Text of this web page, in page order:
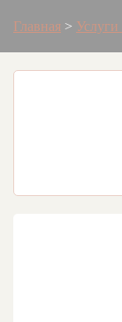
Главная > Услуги